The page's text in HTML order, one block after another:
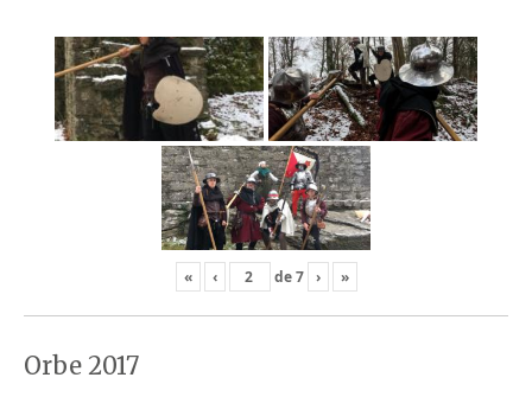
« ‹ de7 › »
Orbe 2017